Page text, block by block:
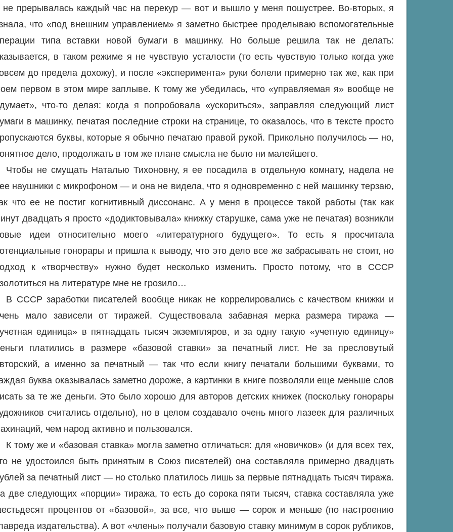
не прерывалась каждый час на перекур — вот и вышло у меня пошустрее. Во-вторых, я
что «под внешним управлением» я заметно быстрее проделываю вспомогательные
типа вставки новой бумаги в машинку. Но больше решила так не делать:
в таком режиме я не чувствую усталости (то есть чувствую только когда уже
до предела дохожу), и после «эксперимента» руки болели примерно так же, как при
первом в этом мире заплыве. К тому же убедилась, что «управляемая я» вообще не
что-то делая: когда я попробовала «ускориться», заправляя следующий лист
в машинку, печатая последние строки на странице, то оказалось, что в тексте просто
буквы, которые я обычно печатаю правой рукой. Прикольно получилось — но,
дело, продолжать в том же плане смысла не было ни малейшего.
Чтобы не смущать Наталью Тихоновну, я ее посадила в отдельную комнату, надела не
наушники с микрофоном — и она не видела, что я одновременно с ней машинку терзаю,
что ее не постиг когнитивный диссонанс. А у меня в процессе такой работы (так как
двадцать я просто «додиктовывала» книжку старушке, сама уже не печатая) возникли
идеи относительно моего «литературного будущего». То есть я просчитала
гонорары и пришла к выводу, что это дело все же забрасывать не стоит, но
к «творчеству» нужно будет несколько изменить. Просто потому, что в СССР
на литературе мне не грозило…
В СССР заработки писателей вообще никак не коррелировались с качеством книжки и
мало зависели от тиражей. Существовала забавная мерка размера тиража —
единица» в пятнадцать тысяч экземпляров, и за одну такую «учетную единицу»
платились в размере «базовой ставки» за печатный лист. Не за пресловутый
а именно за печатный — так что если книгу печатали большими буквами, то
буква оказывалась заметно дороже, а картинки в книге позволяли еще меньше слов
за те же деньги. Это было хорошо для авторов детских книжек (поскольку гонорары
считались отдельно), но в целом создавало очень много лазеек для различных
чем народ активно и пользовался.
К тому же и «базовая ставка» могла заметно отличаться: для «новичков» (и для всех тех,
не удостоился быть принятым в Союз писателей) она составляла примерно двадцать
за печатный лист — но столько платилось лишь за первые пятнадцать тысяч тиража.
две следующих «порции» тиража, то есть до сорока пяти тысяч, ставка составляла уже
процентов от «базовой», за все, что выше — сорок и меньше (по настроению
издательства). А вот «члены» получали базовую ставку минимум в сорок рубликов,